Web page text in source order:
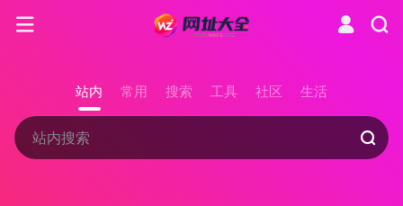
站内 常用 搜索 工具 社区 生活